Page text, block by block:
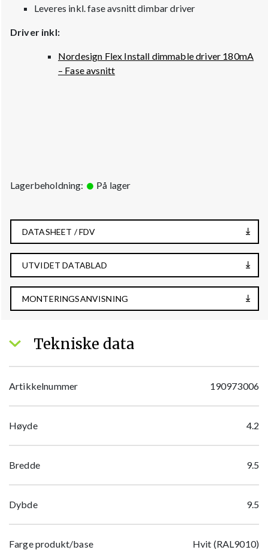
Leveres inkl. fase avsnitt dimbar driver
Driver inkl:
Nordesign Flex Install dimmable driver 180mA
– Fase avsnitt
Lagerbeholdning: På lager
DATASHEET / FDV
UTVIDET DATABLAD
MONTERINGSANVISNING
Tekniske data
Artikkelnummer 190973006
Høyde 4.2
Bredde 9.5
Dybde 9.5
Farge produkt/base Hvit (RAL9010)